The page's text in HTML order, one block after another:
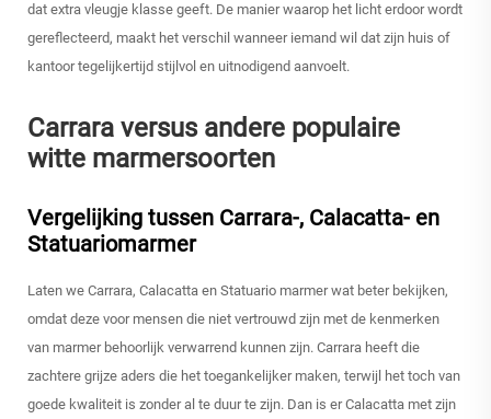
dat extra vleugje klasse geeft. De manier waarop het licht erdoor wordt
gereflecteerd, maakt het verschil wanneer iemand wil dat zijn huis of
kantoor tegelijkertijd stijlvol en uitnodigend aanvoelt.
Carrara versus andere populaire
witte marmersoorten
Vergelijking tussen Carrara-, Calacatta- en
Statuariomarmer
Laten we Carrara, Calacatta en Statuario marmer wat beter bekijken,
omdat deze voor mensen die niet vertrouwd zijn met de kenmerken
van marmer behoorlijk verwarrend kunnen zijn. Carrara heeft die
zachtere grijze aders die het toegankelijker maken, terwijl het toch van
goede kwaliteit is zonder al te duur te zijn. Dan is er Calacatta met zijn